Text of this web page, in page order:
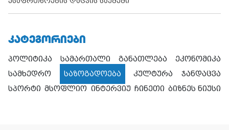
ᲙᲐᲢᲔᲒᲝᲠᲘᲔᲑᲘ
პოლიტიკა სამართალი განათლება
ეკონომიკა
სამხედრო
საზოგადოება კულტურა
ჯანდაცვა
სპორტი მსოფლიო ინტერვიუ ჩინეთი ბიზნეს ნიუსი